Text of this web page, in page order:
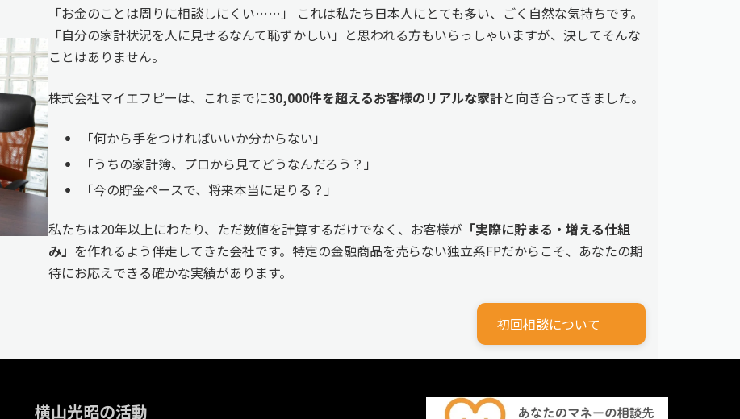
「お金のことは周りに相談しにくい……」 これは私たち日本人にとても多い、ごく自然な気持ちです。
「自分の家計状況を人に見せるなんて恥ずかしい」と思われる方もいらっしゃいますが、決してそんな
ことはありません。
株式会社マイエフピーは、これまでに30,000件を超えるお客様のリアルな家計と向き合ってきました。
「何から手をつければいいか分からない」
「うちの家計簿、プロから見てどうなんだろう？」
「今の貯金ペースで、将来本当に足りる？」
私たちは20年以上にわたり、ただ数値を計算するだけでなく、お客様が 「実際に貯まる・増える仕組
み」 を作れるよう伴走してきた会社です。特定の金融商品を売らない独立系FPだからこそ、あなたの期
待にお応えできる確かな実績があります。
初回相談について
横山光昭の活動